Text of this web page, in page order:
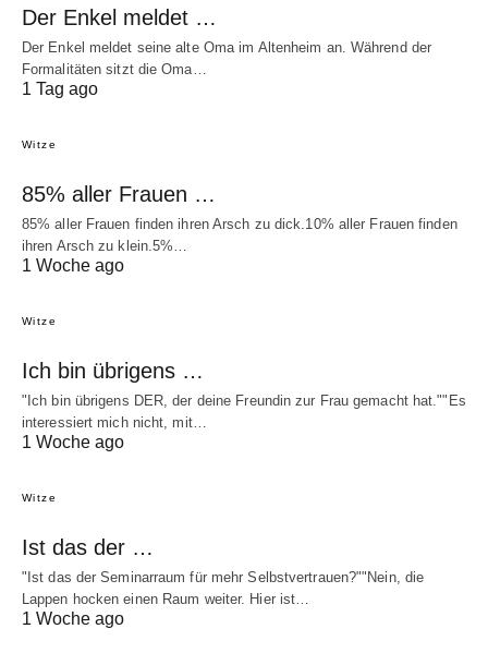
Der Enkel meldet …
Der Enkel meldet seine alte Oma im Altenheim an. Während der
Formalitäten sitzt die Oma…
1 Tag ago
Witze
85% aller Frauen …
85% aller Frauen finden ihren Arsch zu dick.10% aller Frauen finden
ihren Arsch zu klein.5%…
1 Woche ago
Witze
Ich bin übrigens …
"Ich bin übrigens DER, der deine Freundin zur Frau gemacht hat.""Es
interessiert mich nicht, mit…
1 Woche ago
Witze
Ist das der …
"Ist das der Seminarraum für mehr Selbstvertrauen?""Nein, die
Lappen hocken einen Raum weiter. Hier ist…
1 Woche ago